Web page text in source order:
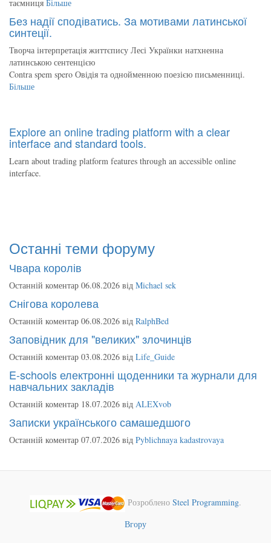
таємниця Більше
Без надії сподіватись. За мотивами латинської
синтеції.
Творча інтерпретація життєпису Лесі Українки натхненна
латинською сентенцією
Contra spem spero Овідія та однойменною поезією письменниці.
Більше
Explore an online trading platform with a clear
interface and standard tools.
Learn about trading platform features through an accessible online
interface.
Останні теми форуму
Чвара королів
Останній коментар 06.08.2026 від Michael sek
Снігова королева
Останній коментар 06.08.2026 від RalphBed
Заповідник для "великих" злочинців
Останній коментар 03.08.2026 від Life_Guide
E-schools електронні щоденники та журнали для
навчальних закладів
Останній коментар 18.07.2026 від ALEXvob
Записки українського самашедшого
Останній коментар 07.07.2026 від Pyblichnaya kadastrovaya
Розроблено Steel Programming.
Вгору